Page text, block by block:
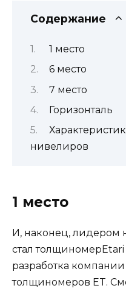
Содержание
1 место
6 место
7 место
Горизонталь
нивелиров
1 место
И, наконец, лидером
стал
разработка
толщиномеров ET.